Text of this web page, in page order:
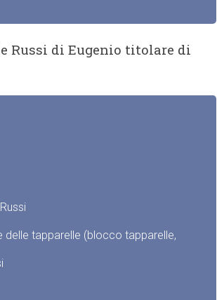
Russi di Eugenio titolare di
delle tapparelle (blocco tapparelle,